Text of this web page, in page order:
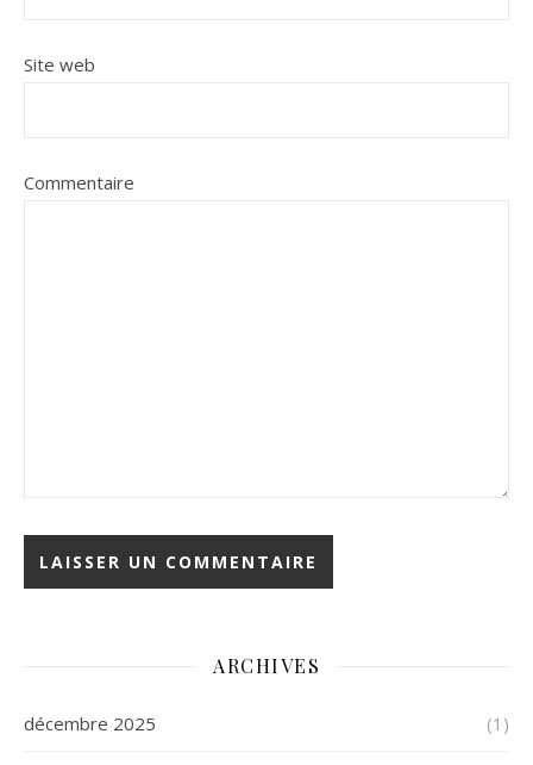
Site web
Commentaire
ARCHIVES
décembre 2025 (1)